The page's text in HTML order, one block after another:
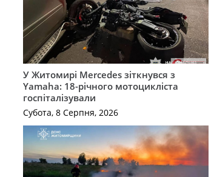
У Житомирі Mercedes зіткнувся з
Yamaha: 18-річного мотоцикліста
госпіталізували
Субота, 8 Серпня, 2026